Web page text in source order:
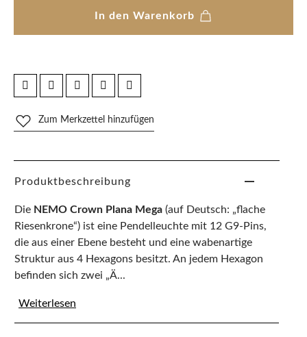
In den Warenkorb
Zum Merkzettel hinzufügen
Produktbeschreibung
Die NEMO Crown Plana Mega (auf Deutsch: „flache
Riesenkrone“) ist eine Pendelleuchte mit 12 G9-Pins,
die aus einer Ebene besteht und eine wabenartige
Struktur aus 4 Hexagons besitzt. An jedem Hexagon
befinden sich zwei „Ä...
Weiterlesen